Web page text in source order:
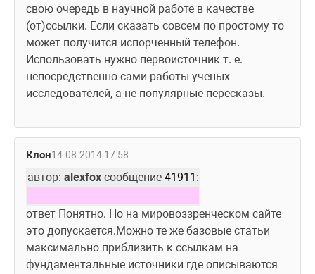
свою очередь в научной работе в качестве
(от)ссылки. Если сказать совсем по простому то
может получится испорченный телефон.
Использовать нужно первоисточник т. е.
непосредственно сами работы ученых
исследователей, а не популярные пересказы.
Клон14.08.2014 17:58
автор: alexfox сообщение 41911 :
ответ Понятно. Но на мировоззренческом сайте
это допускается.Можно те же базовые статьи
максимально приблизить к ссылкам на
фундаментальные источники где описываются